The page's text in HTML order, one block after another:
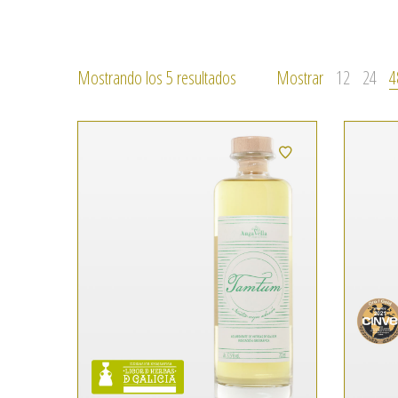
Mostrando los 5 resultados Ordenado
puntuación
media
Mostrar 12 24